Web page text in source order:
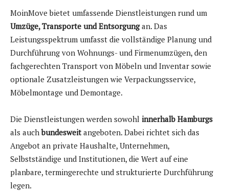
MoinMove bietet umfassende Dienstleistungen rund um
Umzüge, Transporte und Entsorgungan. Das
Leistungsspektrum umfasst die vollständige Planung und
Durchführung von Wohnungs- und Firmenumzügen, den
fachgerechten Transport von Möbeln und Inventar sowie
optionale Zusatzleistungen wie Verpackungsservice,
Möbelmontage und Demontage.
Die Dienstleistungen werden sowohl innerhalb Hamburgs
als auchbundesweitangeboten. Dabei richtet sich das
Angebot an private Haushalte, Unternehmen,
Selbstständige und Institutionen, die Wert auf eine
planbare, termingerechte und strukturierte Durchführung
legen.